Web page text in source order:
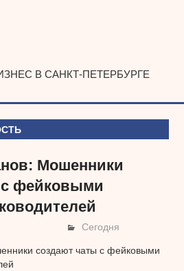
В САНКТ-ПЕТЕРБУРГЕ
Мошенники
фейковыми
Сегодня
создают чаты с фейковыми